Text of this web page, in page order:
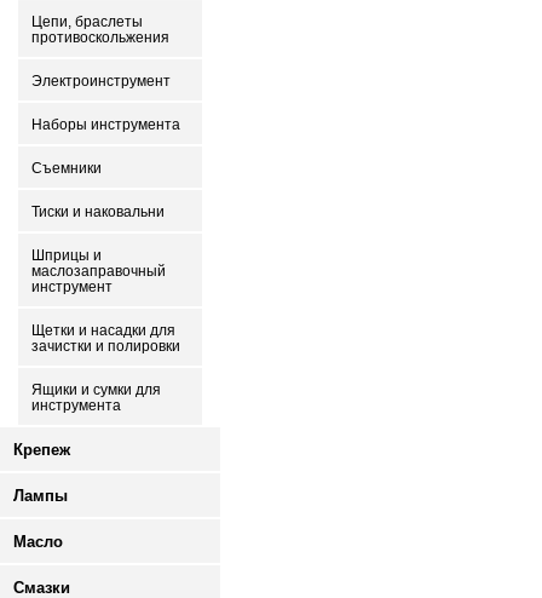
Цепи, браслеты
противоскольжения
Электроинструмент
Наборы инструмента
Съемники
Тиски и наковальни
Шприцы и
маслозаправочный
инструмент
Щетки и насадки для
зачистки и полировки
Ящики и сумки для
инструмента
Крепеж
Лампы
Масло
Смазки